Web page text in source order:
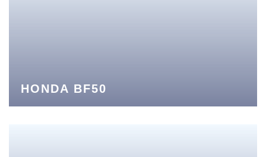
HONDA BF50